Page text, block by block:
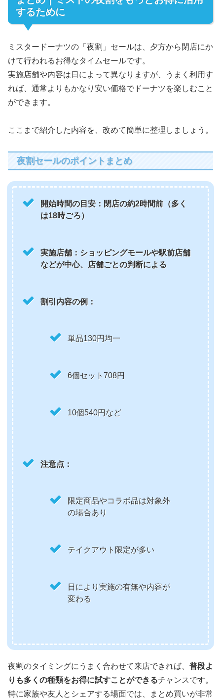
するために
ミスタードーナツの「夜割」セールは、夕方から閉店にか
けて行われるお得なタイムセールです。
実施店舗や内容は日によって異なりますが、うまく利用す
れば、通常よりもかなり安い価格でドーナツを楽しむこと
ができます。
ここまで紹介した内容を、改めて簡単に整理しましょう。
夜割セールのポイントまとめ
開始時間の目安：閉店の約2時間前（多く
は18時ごろ）
実施店舗：ショッピングモールや駅前店舗
などが中心、店舗ごとの判断による
割引内容の例：
単品130円均一
6個セット708円
10個540円など
注意点：
限定商品やコラボ品は対象外
の場合あり
テイクアウト限定が多い
日により実施の有無や内容が
変わる
夜割のタイミングにうまく合わせて来店できれば、 普段よ
りも多くの種類をお得に試すことができるチャンスです。
特に家族や友人とシェアする場面では、まとめ買いが非常